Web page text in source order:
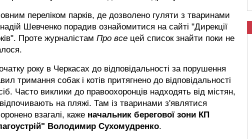
переліком парків, де дозволено гуляти з тваринами
Шевченко порадив ознайомитися на сайті "Дирекції
Проте журналістам Про все цей список знайти поки не
року в Черкасах до відповідальності за порушення
тримання собак і котів притягнено до відповідальності
Часто виклики до правоохоронців надходять від містян,
відпочивають на пляжі. Там із тваринами з'являтися
взагалі, каже начальник берегової зони КП
Володимир Сухомудренко.